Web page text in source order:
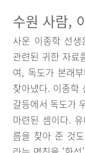
수원 사람,
사운 이종학 선
관련된 귀한 자료
여, 독도가 본래
찾아냈다. 이종학
갈등에서 독도가
마련된 셈이다.
름을 찾아 준 것